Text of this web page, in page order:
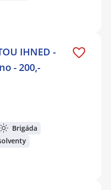
IHNED -
- 200,-
Brigáda